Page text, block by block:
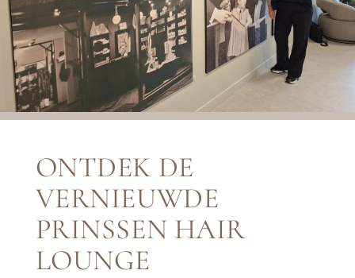
ONTDEK DE
VERNIEUWDE
PRINSSEN HAIR
LOUNGE